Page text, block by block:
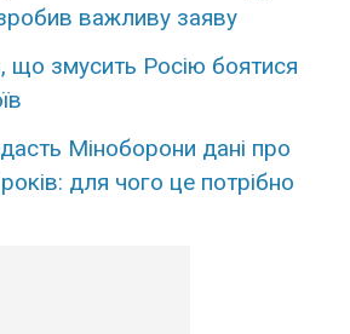
важливу заяву
що змусить Росію боятися
Міноборони дані про
для чого це потрібно